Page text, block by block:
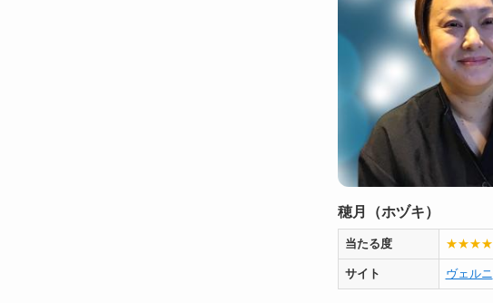
穂月（ホヅキ）
当たる度 ★★★★
サイト ヴェルニ